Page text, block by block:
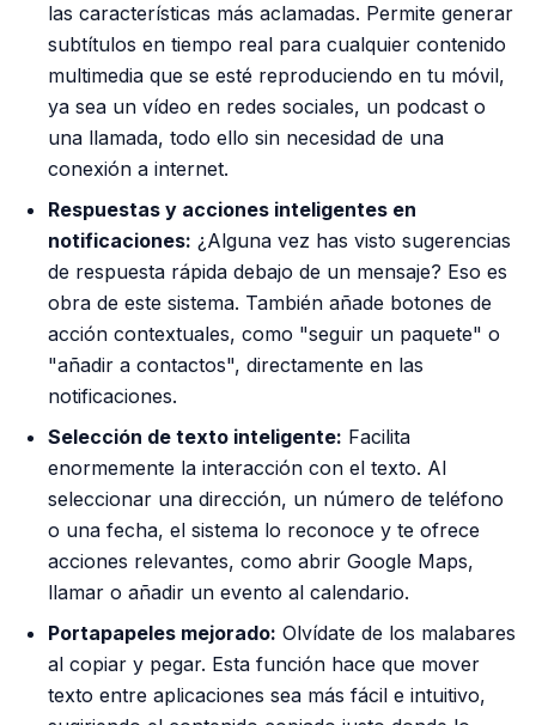
las características más aclamadas. Permite generar
subtítulos en tiempo real para cualquier contenido
multimedia que se esté reproduciendo en tu móvil,
ya sea un vídeo en redes sociales, un podcast o
una llamada, todo ello sin necesidad de una
conexión a internet.
Respuestas y acciones inteligentes en
notificaciones: ¿Alguna vez has visto sugerencias
de respuesta rápida debajo de un mensaje? Eso es
obra de este sistema. También añade botones de
acción contextuales, como "seguir un paquete" o
"añadir a contactos", directamente en las
notificaciones.
Selección de texto inteligente: Facilita
enormemente la interacción con el texto. Al
seleccionar una dirección, un número de teléfono
o una fecha, el sistema lo reconoce y te ofrece
acciones relevantes, como abrir Google Maps,
llamar o añadir un evento al calendario.
Portapapeles mejorado: Olvídate de los malabares
al copiar y pegar. Esta función hace que mover
texto entre aplicaciones sea más fácil e intuitivo,